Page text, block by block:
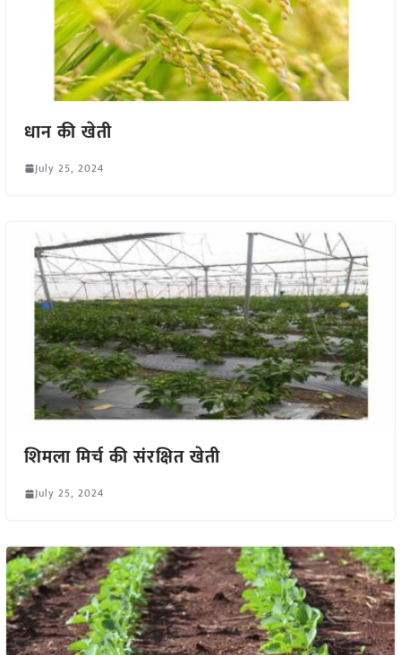
धान की खेती
July 25, 2024
शिमला मिर्च की संरक्षित खेती
July 25, 2024